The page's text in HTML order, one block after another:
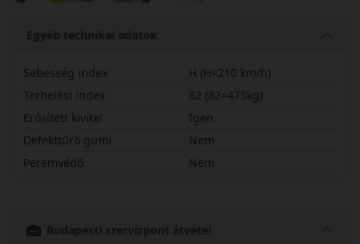
Egyéb technikai adatok
Sebesség index
H (H=210 km/h)
Terhelési index
82 (82=475kg)
Erősített kivitel
Igen
Defekttűrő gumi
Nem
Peremvédő
Nem
Budapesti szervizpont átvétel